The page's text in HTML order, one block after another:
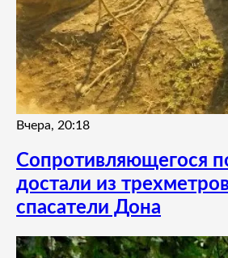
Вчера, 20:18
Сопротивляющегося
достали из
спасатели Дона